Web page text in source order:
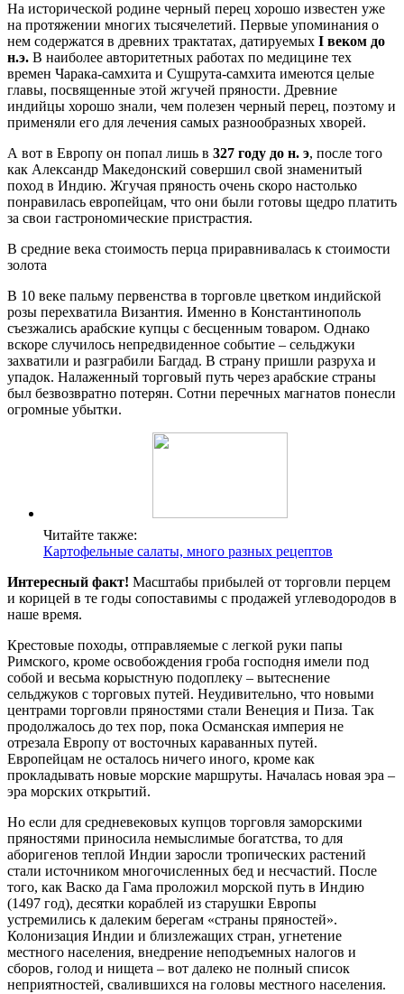
На исторической родине черный перец хорошо известен уже
на протяжении многих тысячелетий. Первые упоминания о
нем содержатся в древних трактатах, датируемых I веком до
н.э. В наиболее авторитетных работах по медицине тех
времен Чарака-самхита и Сушрута-самхита имеются целые
главы, посвященные этой жгучей пряности. Древние
индийцы хорошо знали, чем полезен черный перец, поэтому и
применяли его для лечения самых разнообразных хворей.
А вот в Европу он попал лишь в 327 году до н. э, после того
как Александр Македонский совершил свой знаменитый
поход в Индию. Жгучая пряность очень скоро настолько
понравилась европейцам, что они были готовы щедро платить
за свои гастрономические пристрастия.
В средние века стоимость перца приравнивалась к стоимости
золота
В 10 веке пальму первенства в торговле цветком индийской
розы перехватила Византия. Именно в Константинополь
съезжались арабские купцы с бесценным товаром. Однако
вскоре случилось непредвиденное событие – сельджуки
захватили и разграбили Багдад. В страну пришли разруха и
упадок. Налаженный торговый путь через арабские страны
был безвозвратно потерян. Сотни перечных магнатов понесли
огромные убытки.
Читайте также:
Картофельные салаты, много разных рецептов
Интересный факт! Масштабы прибылей от торговли перцем
и корицей в те годы сопоставимы с продажей углеводородов в
наше время.
Крестовые походы, отправляемые с легкой руки папы
Римского, кроме освобождения гроба господня имели под
собой и весьма корыстную подоплеку – вытеснение
сельджуков с торговых путей. Неудивительно, что новыми
центрами торговли пряностями стали Венеция и Пиза. Так
продолжалось до тех пор, пока Османская империя не
отрезала Европу от восточных караванных путей.
Европейцам не осталось ничего иного, кроме как
прокладывать новые морские маршруты. Началась новая эра –
эра морских открытий.
Но если для средневековых купцов торговля заморскими
пряностями приносила немыслимые богатства, то для
аборигенов теплой Индии заросли тропических растений
стали источником многочисленных бед и несчастий. После
того, как Васко да Гама проложил морской путь в Индию
(1497 год), десятки кораблей из старушки Европы
устремились к далеким берегам «страны пряностей».
Колонизация Индии и близлежащих стран, угнетение
местного населения, внедрение неподъемных налогов и
сборов, голод и нищета – вот далеко не полный список
неприятностей, свалившихся на головы местного населения.